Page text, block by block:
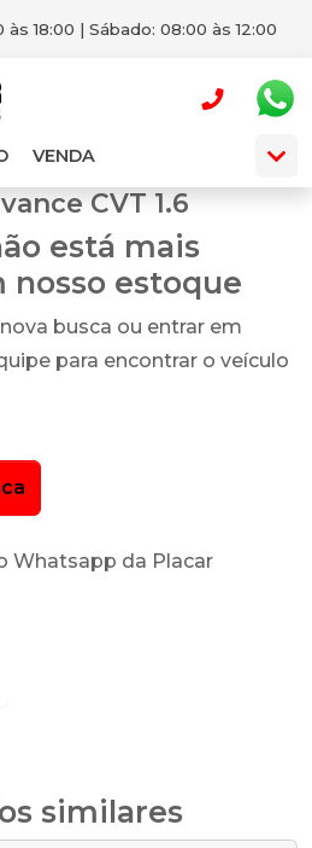
18:00 | Sábado: 08:00 às 12:00
VENDA
CVT 1.6
está mais
nosso estoque
busca ou entrar em
para encontrar o veículo
Whatsapp da Placar
similares